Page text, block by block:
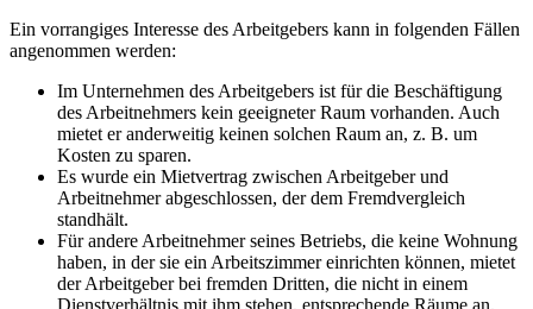
Ein vorrangiges Interesse des Arbeitgebers kann in folgenden Fällen
angenommen werden:
Im Unternehmen des Arbeitgebers ist für die Beschäftigung
des Arbeitnehmers kein geeigneter Raum vorhanden. Auch
mietet er anderweitig keinen solchen Raum an, z. B. um
Kosten zu sparen.
Es wurde ein Mietvertrag zwischen Arbeitgeber und
Arbeitnehmer abgeschlossen, der dem Fremdvergleich
standhält.
Für andere Arbeitnehmer seines Betriebs, die keine Wohnung
haben, in der sie ein Arbeitszimmer einrichten können, mietet
der Arbeitgeber bei fremden Dritten, die nicht in einem
Dienstverhältnis mit ihm stehen, entsprechende Räume an.